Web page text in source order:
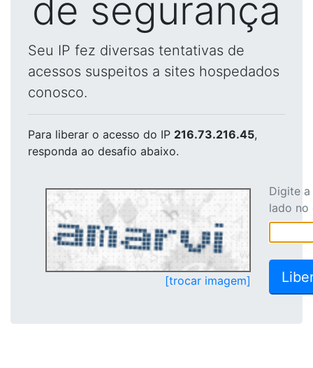
de segurança
Seu IP fez diversas tentativas de
acessos suspeitos a sites hospedados
conosco.
Para liberar o acesso do IP 216.73.216.45,
responda ao desafio abaixo.
[trocar imagem]
Digite
lado no